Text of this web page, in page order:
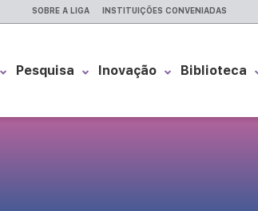
SOBRE A LIGA INSTITUIÇÕES CONVENIADAS
Pesquisa Inovação Biblioteca